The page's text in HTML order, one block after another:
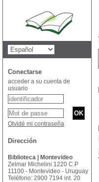
Conectarse
acceder a su cuenta de
usuario
Olvidé mi contraseña
Dirección
Biblioteca | Montevideo
Zelmar Michelini 1220 C.P
11100 - Montevideo - Uruguay
Teléfono: 2900 7194 int. 20